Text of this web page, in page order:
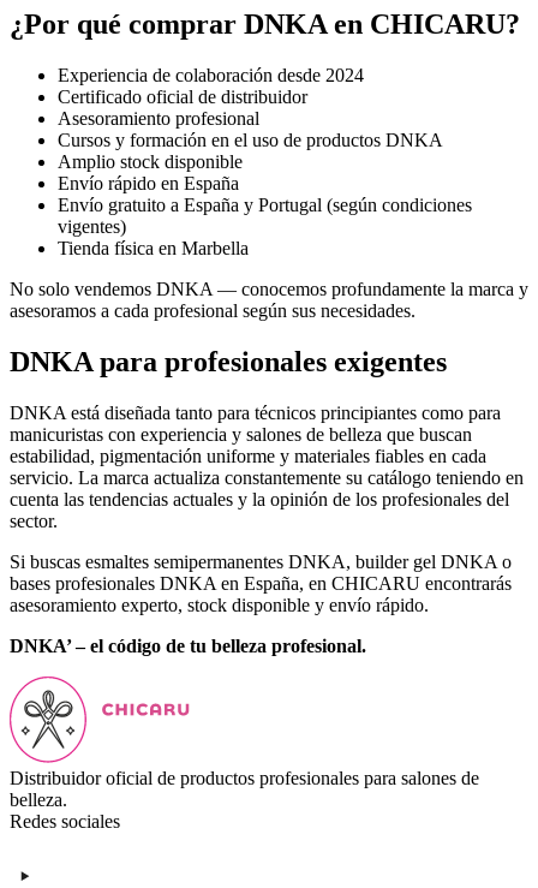
¿Por qué comprar DNKA en CHICARU?
Experiencia de colaboración desde 2024
Certificado oficial de distribuidor
Asesoramiento profesional
Cursos y formación en el uso de productos DNKA
Amplio stock disponible
Envío rápido en España
Envío gratuito a España y Portugal (según condiciones
vigentes)
Tienda física en Marbella
No solo vendemos DNKA — conocemos profundamente la marca y
asesoramos a cada profesional según sus necesidades.
DNKA para profesionales exigentes
DNKA está diseñada tanto para técnicos principiantes como para
manicuristas con experiencia y salones de belleza que buscan
estabilidad, pigmentación uniforme y materiales fiables en cada
servicio. La marca actualiza constantemente su catálogo teniendo en
cuenta las tendencias actuales y la opinión de los profesionales del
sector.
Si buscas esmaltes semipermanentes DNKA, builder gel DNKA o
bases profesionales DNKA en España, en CHICARU encontrarás
asesoramiento experto, stock disponible y envío rápido.
DNKA’ – el código de tu belleza profesional.
Distribuidor oficial de productos profesionales para salones de
belleza.
Redes sociales